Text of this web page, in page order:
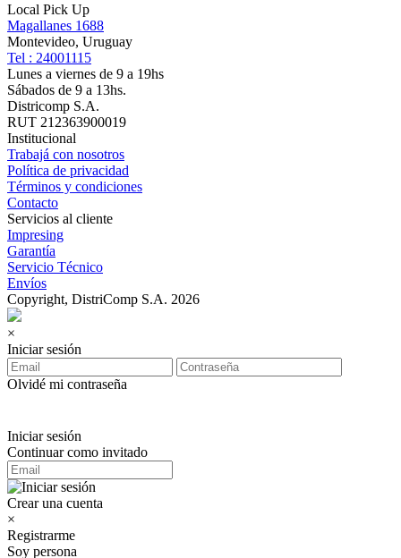
Local Pick Up
Magallanes 1688
Montevideo, Uruguay
Tel : 24001115
Lunes a viernes de 9 a 19hs
Sábados de 9 a 13hs.
Districomp S.A.
RUT 212363900019
Institucional
Trabajá con nosotros
Política de privacidad
Términos y condiciones
Contacto
Servicios al cliente
Impresing
Garantía
Servicio Técnico
Envíos
Copyright, DistriComp S.A. 2026
×
Iniciar sesión
Olvidé mi contraseña
Iniciar sesión
Continuar como invitado
Crear una cuenta
×
Registrarme
Soy persona